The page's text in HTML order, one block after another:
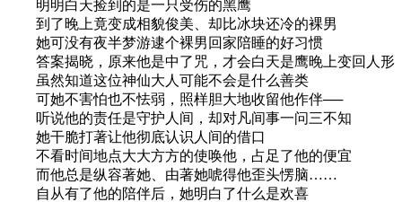
明明白天捡到的是一只受伤的黑鹰
到了晚上竟变成相貌俊美、却比冰块还冷的裸男
她可没有夜半梦游逮个裸男回家陪睡的好习惯
答案揭晓，原来他是中了咒，才会白天是鹰晚上变回人形
虽然知道这位神仙大人可能不会是什么善类
可她不害怕也不怯弱，照样胆大地收留他作伴──
听说他的责任是守护人间，却对凡间事一问三不知
她干脆打著让他彻底认识人间的借口
不看时间地点大大方方的使唤他，占足了他的便宜
而他总是纵容著她、由著她唬得他歪头愣脑……
自从有了他的陪伴后，她明白了什么是欢喜